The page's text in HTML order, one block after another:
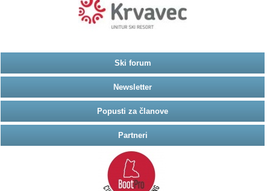
Ski forum
Newsletter
Popusti za članove
Partneri